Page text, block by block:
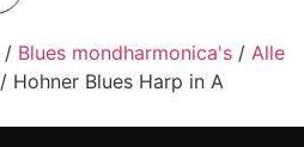
/ Blues mondharmonica's / Alle
/ Hohner Blues Harp in A